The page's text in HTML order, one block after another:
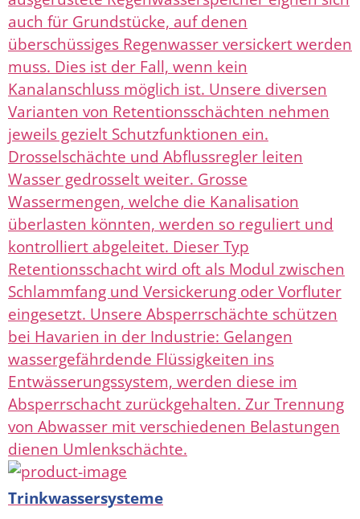
auch für Grundstücke, auf denen
überschüssiges Regenwasser versickert werden
muss. Dies ist der Fall, wenn kein
Kanalanschluss möglich ist. Unsere diversen
Varianten von Retentionsschächten nehmen
jeweils gezielt Schutzfunktionen ein.
Drosselschächte und Abflussregler leiten
Wasser gedrosselt weiter. Grosse
Wassermengen, welche die Kanalisation
überlasten könnten, werden so reguliert und
kontrolliert abgeleitet. Dieser Typ
Retentionsschacht wird oft als Modul zwischen
Schlammfang und Versickerung oder Vorfluter
eingesetzt. Unsere Absperrschächte schützen
bei Havarien in der Industrie: Gelangen
wassergefährdende Flüssigkeiten ins
Entwässerungssystem, werden diese im
Absperrschacht zurückgehalten. Zur Trennung
von Abwasser mit verschiedenen Belastungen
dienen Umlenkschächte.
Trinkwassersysteme